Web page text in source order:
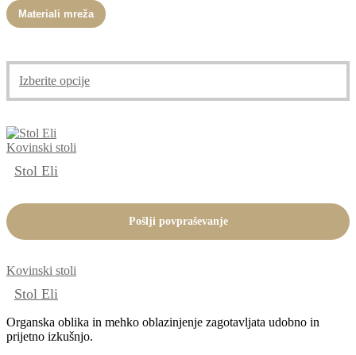
Materiali mreža
Izberite opcijeTa
Kovinski stoli
Stol Eli
Pošlji povpraševanje
Kovinski stoli
Stol Eli
Organska oblika in mehko oblazinjenje zagotavljata udobno in
prijetno izkušnjo.